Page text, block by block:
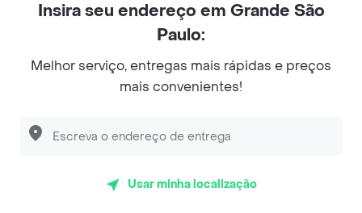
Refrigerante Lata
preferência
Insira seu endereço em Grande São
Paulo:
Melhor serviço, entregas mais rápidas e preços
mais convenientes!
Usar minha localização